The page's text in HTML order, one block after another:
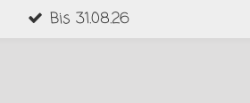
Bis 31.08.26